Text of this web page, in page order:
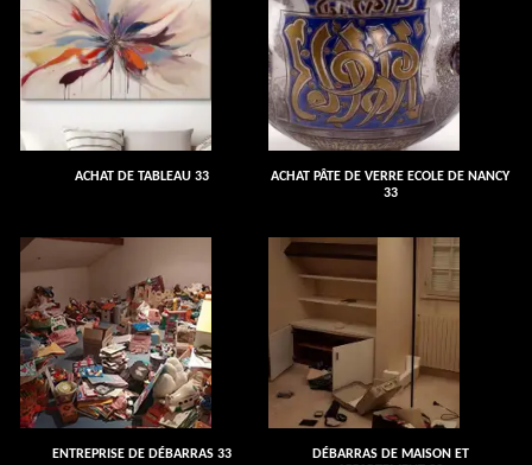
ACHAT DE TABLEAU 33
ACHAT PÂTE DE VERRE ECOLE DE NANCY
33
ENTREPRISE DE DÉBARRAS 33
DÉBARRAS DE MAISON ET